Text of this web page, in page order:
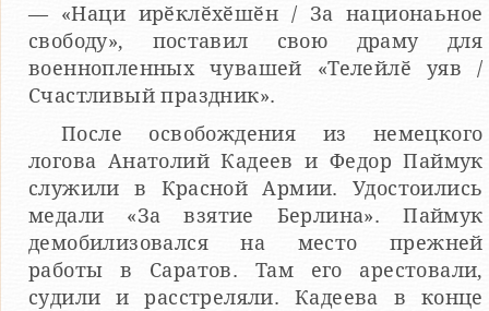
— «Наци ирӗклӗхӗшӗн / За национаьное
свободу», поставил свою драму для
военнопленных чувашей «Телейлӗ уяв /
Счастливый праздник».
После освобождения из немецкого
логова Анатолий Кадеев и Федор Паймук
служили в Красной Армии. Удостоились
медали «За взятие Берлина». Паймук
демобилизовался на место прежней
работы в Саратов. Там его арестовали,
судили и расстреляли. Кадеева в конце